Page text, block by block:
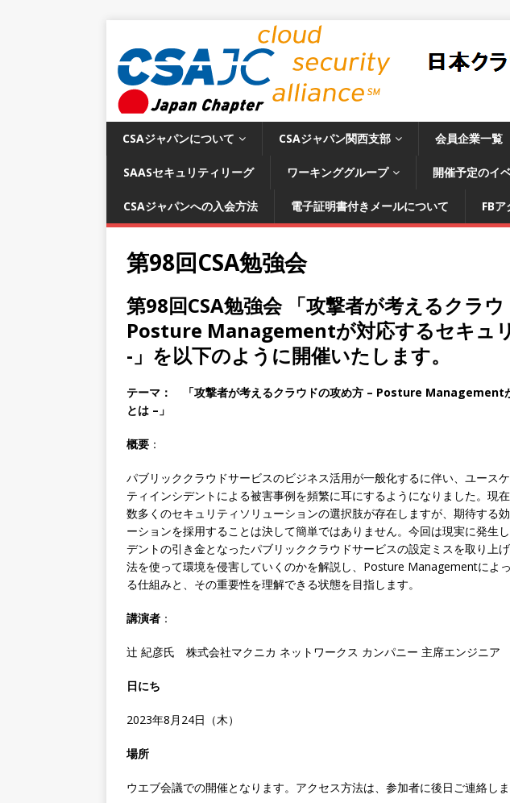
CSAジャパンについて CSAジャパン関西支部 会員企業一覧
SAASセキュリティリーグ ワーキンググループ 開催予定のイ
CSAジャパンへの入会方法 電子証明書付きメールについて FB
第98回CSA勉強会
第98回CSA勉強会 「攻撃者が考えるクラ
Posture Managementが対応するセキュ
-」を以下のように開催いたします。
テーマ： 「攻撃者が考えるクラウドの攻め方 – Posture Management
とは – 」
概要 ：
パブリッククラウドサービスのビジネス活用が一般化するに伴い、ユース
ティインシデントによる被害事例を頻繁に耳にするようになりました。現
数多くのセキュリティソリューションの選択肢が存在しますが、期待する
ーションを採用することは決して簡単ではありません。今回は現実に発生
デントの引き金となったパブリッククラウドサービスの設定ミスを取り上
法を使って環境を侵害していくのかを解説し、Posture Managementによ
る仕組みと、その重要性を理解できる状態を目指します。
講演者 ：
辻 紀彦氏 株式会社マクニカ ネットワークス カンパニー 主席エンジニア
日にち
2023年8月24日（木）
場所
ウエブ会議での開催となります。アクセス方法は、参加者に後日ご連絡しま